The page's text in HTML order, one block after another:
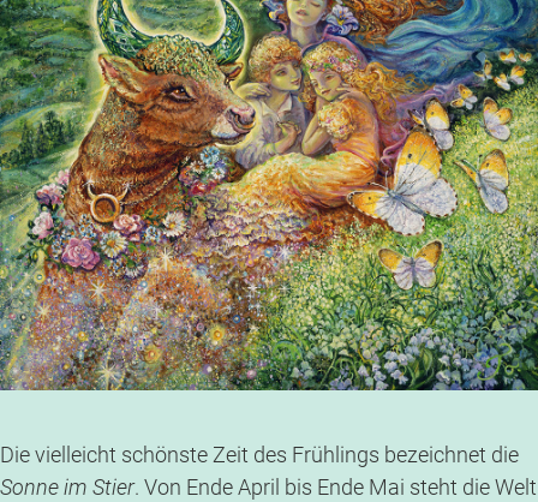
Die vielleicht schönste Zeit des Frühlings bezeichnet die
Sonne im Stier. Von Ende April bis Ende Mai steht die Welt